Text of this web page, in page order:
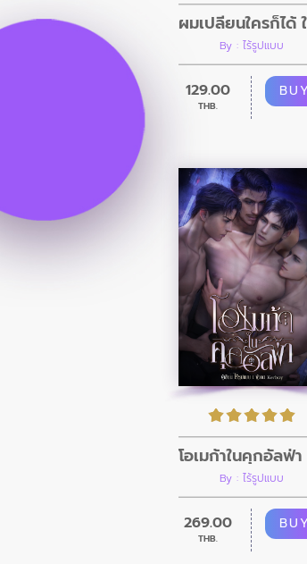
By : ไร้รูปแบบ
129.00
THB.
BUY
By : ไร้รูปแบบ
269.00
THB.
BUY